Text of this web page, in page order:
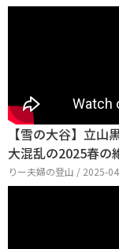
【雪の大谷】立
大混乱の2025春の
りー夫婦の登山 / 2025-